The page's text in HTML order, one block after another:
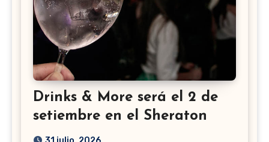
Drinks & More será el 2 de
setiembre en el Sheraton